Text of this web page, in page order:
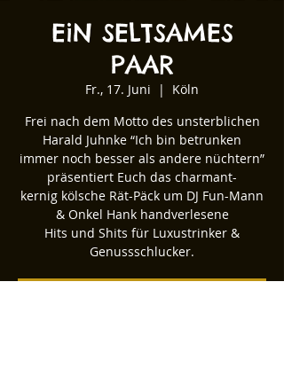
EiN SELTSAMES
PAAR
Fr., 17. Juni
  |
Köln
Frei nach dem Motto des unsterblichen
Harald Juhnke “Ich bin betrunken
immer noch besser als andere nüchtern”
präsentiert Euch das charmant-
kernig kölsche Rät-Päck um DJ Fun-Mann
& Onkel Hank handverlesene
Hits und Shits für Luxustrinker &
Genussschlucker.